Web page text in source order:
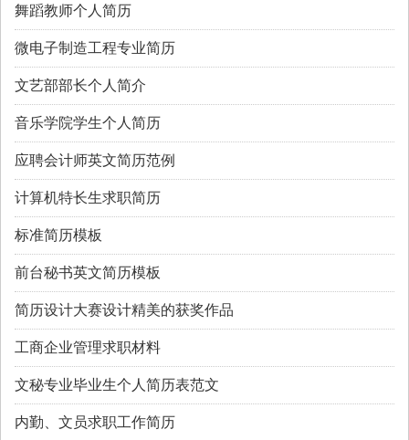
舞蹈教师个人简历
微电子制造工程专业简历
文艺部部长个人简介
音乐学院学生个人简历
应聘会计师英文简历范例
计算机特长生求职简历
标准简历模板
前台秘书英文简历模板
简历设计大赛设计精美的获奖作品
工商企业管理求职材料
文秘专业毕业生个人简历表范文
内勤、文员求职工作简历